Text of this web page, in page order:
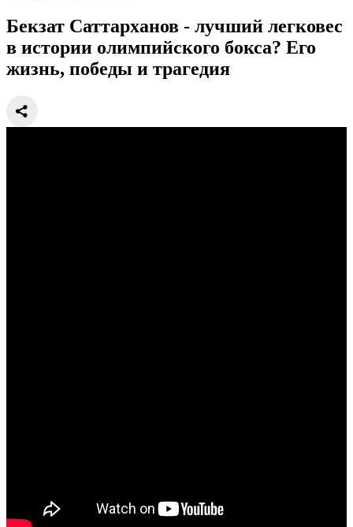
Бекзат Саттарханов - лучший легковес
в истории олимпийского бокса? Его
жизнь, победы и трагедия